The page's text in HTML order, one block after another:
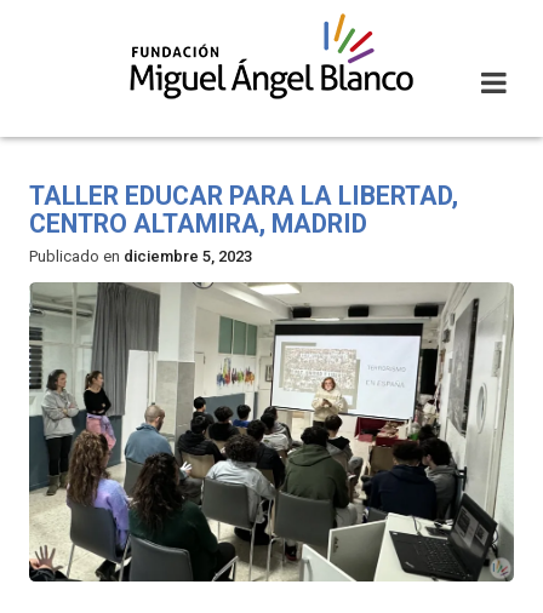
TALLER EDUCAR PARA LA LIBERTAD,
CENTRO ALTAMIRA, MADRID
Publicado en diciembre 5, 2023